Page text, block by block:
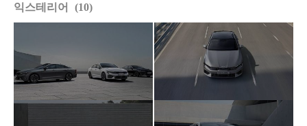
익스테리어 10